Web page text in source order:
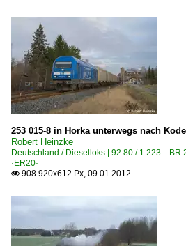
BR 1216 · E 190 ·ES 64
Galerien
EM-Werbeloks
Dieselloks
BR 311D 3 640
BR M62 3 630 Private
BR M62M 3 630
BR S200
253 015-8 in Horka unterwegs nach
Robert Heinzke
Deutschland / Dieselloks | 92 80 / 1 223 BR
·ER20·
 908 920x612 Px, 09.01.2012